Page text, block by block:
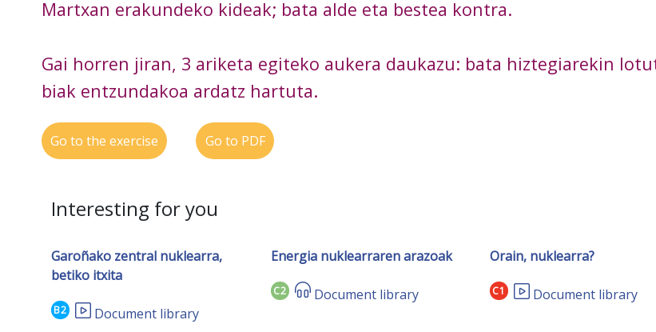
Martxan erakundeko kideak; bata alde eta bestea kontra.
Gai horren jiran, 3 ariketa egiteko aukera daukazu: bata hiztegiarekin
biak entzundakoa ardatz hartuta.
Go to the exercise Go to PDF
Interesting for you
Garoñako zentral nuklearra,
betiko itxita
B2 Document library
Energia nuklearraren arazoak
C2 Document library
Orain, nuklearra?
C1 Document library